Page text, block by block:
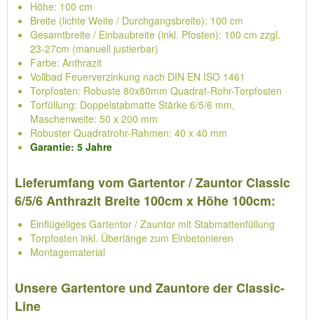
Höhe: 100 cm
Breite (lichte Weite / Durchgangsbreite): 100 cm
Gesamtbreite / Einbaubreite (inkl. Pfosten): 100 cm zzgl.
23-27cm (manuell justierbar)
Farbe: Anthrazit
Vollbad Feuerverzinkung nach DIN EN ISO 1461
Torpfosten: Robuste 80x80mm Quadrat-Rohr-Torpfosten
Torfüllung: Doppelstabmatte Stärke 6/5/6 mm,
Maschenweite: 50 x 200 mm
Robuster Quadratrohr-Rahmen: 40 x 40 mm
Garantie: 5 Jahre
Lieferumfang vom Gartentor / Zauntor Classic
6/5/6 Anthrazit Breite 100cm x Höhe 100cm:
Einflügeliges Gartentor / Zauntor mit Stabmattenfüllung
Torpfosten inkl. Überlänge zum Einbetonieren
Montagematerial
Unsere Gartentore und Zauntore der Classic-
Line